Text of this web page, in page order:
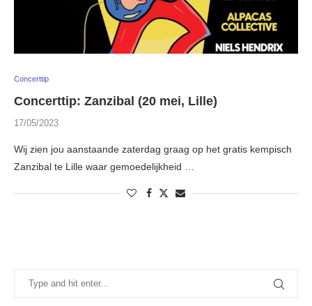
Concerttip
Concerttip: Zanzibal (20 mei, Lille)
17/05/2023
Wij zien jou aanstaande zaterdag graag op het gratis kempisch
Zanzibal te Lille waar gemoedelijkheid …